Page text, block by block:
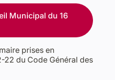
Municipal du 16
prises en
22 du Code Général des